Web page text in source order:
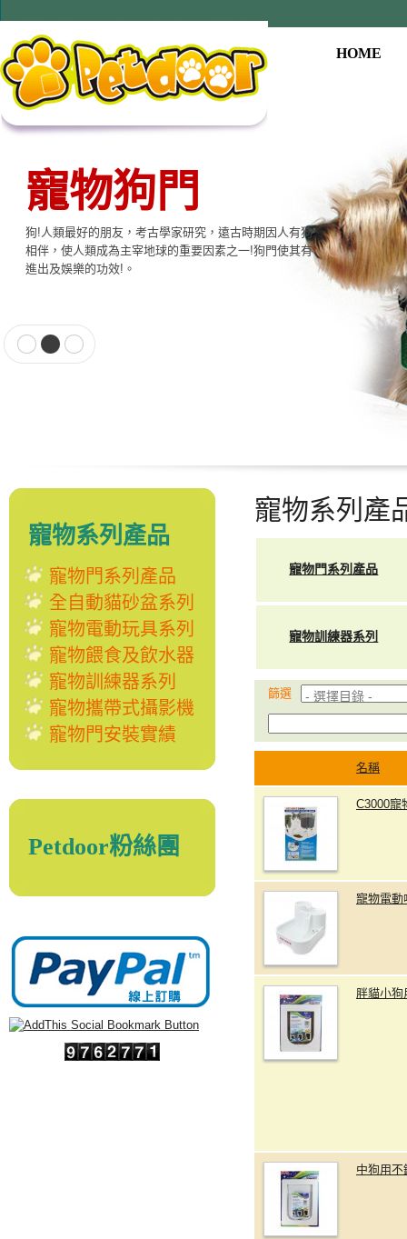
HOME
寵物狗門
狗!人類最好的朋友，考古學家研究，遠古時期因人有狗
相伴，使人類成為主宰地球的重要因素之一!狗門使其有
進出及娛樂的功效!。
寵物用品系列
本公司提供寵物專用相關產品，貓門、狗門、餵食器、
飲水器、寵物專用電子產品…等至尊的品質，大眾的價
格適合各種寵物使用。
寵物系列產品
寵物門系列產品
全自動貓砂盆系列
寵物電動玩具系列
寵物餵食及飲水器
寵物訓練器系列
寵物攜帶式攝影機
寵物門安裝實績
Petdoor粉絲團
寵物系列產
寵物門系列產品
寵物訓練器系列
篩選
名稱
C3000寵
寵物電動
胖貓小狗
中狗用不